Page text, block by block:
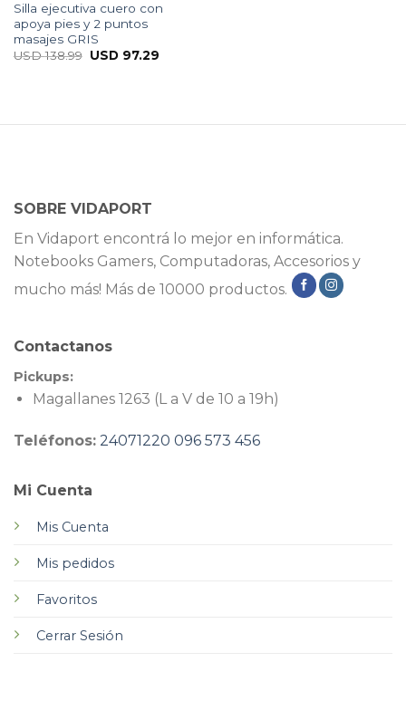
Silla ejecutiva cuero con
apoya pies y 2 puntos
masajes GRIS
USD138.99 USD 97.29
SOBRE VIDAPORT
En Vidaport encontrá lo mejor en informática.
Notebooks Gamers, Computadoras, Accesorios y
mucho más! Más de 10000 productos.
Mi Cuenta
Mis Cuenta
Mis pedidos
Favoritos
Cerrar Sesión
Contactanos
Pickups:
Magallanes 1263 (L a V de 10 a 19h)
Teléfonos: 24071220 096 573 456